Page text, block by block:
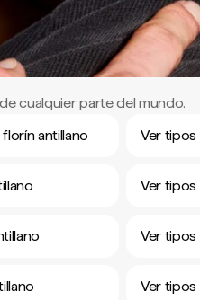
cualquier parte del mundo.
antillano
Ver tipos
Ver tipos
Ver tipos
Ver tipos